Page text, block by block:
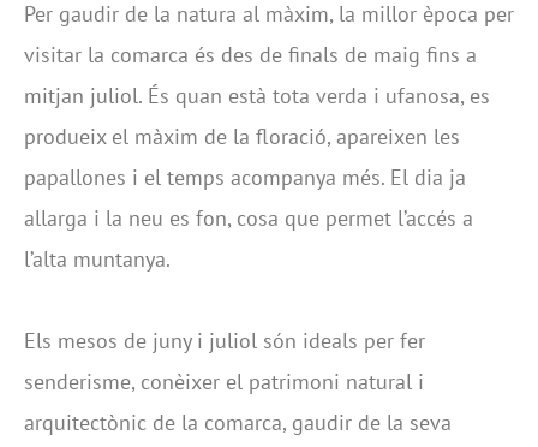
Per gaudir de la natura al màxim, la millor època per
visitar la comarca és des de finals de maig fins a
mitjan juliol. És quan està tota verda i ufanosa, es
produeix el màxim de la floració, apareixen les
papallones i el temps acompanya més. El dia ja
allarga i la neu es fon, cosa que permet l’accés a
l’alta muntanya.
Els mesos de juny i juliol són ideals per fer
senderisme, conèixer el patrimoni natural i
arquitectònic de la comarca, gaudir de la seva